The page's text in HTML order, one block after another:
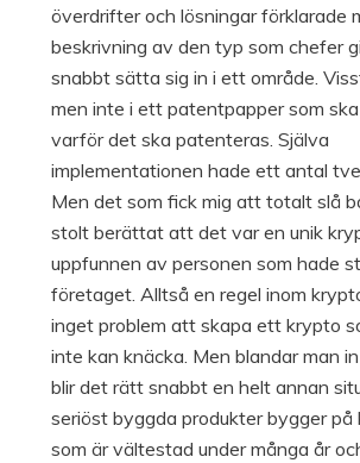
överdrifter och lösningar förklarade
beskrivning av den typ som chefer
snabbt sätta sig in i ett område.
men inte i ett patentpapper som
varför det ska patenteras. Själva
implementationen hade ett antal
Men det som fick mig att totalt slå
stolt berättat att det var en unik
uppfunnen av personen som hade
företaget. Alltså en regel inom
inget problem att skapa ett krypto
inte kan knäcka. Men blandar man
blir det rätt snabbt en helt annan
seriöst byggda produkter bygger på
som är vältestad under många år